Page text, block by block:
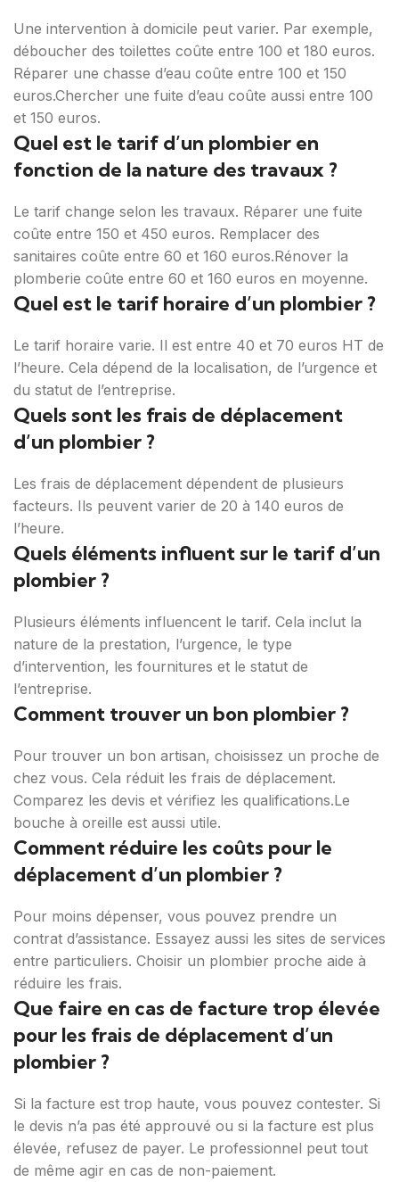
Une intervention à domicile peut varier. Par exemple,
déboucher des toilettes coûte entre 100 et 180 euros.
Réparer une chasse d’eau coûte entre 100 et 150
euros.Chercher une fuite d’eau coûte aussi entre 100
et 150 euros.
Quel est le tarif d’un plombier en
fonction de la nature des travaux ?
Le tarif change selon les travaux. Réparer une fuite
coûte entre 150 et 450 euros. Remplacer des
sanitaires coûte entre 60 et 160 euros.Rénover la
plomberie coûte entre 60 et 160 euros en moyenne.
Quel est le tarif horaire d’un plombier ?
Le tarif horaire varie. Il est entre 40 et 70 euros HT de
l’heure. Cela dépend de la localisation, de l’urgence et
du statut de l’entreprise.
Quels sont les frais de déplacement
d’un plombier ?
Les frais de déplacement dépendent de plusieurs
facteurs. Ils peuvent varier de 20 à 140 euros de
l’heure.
Quels éléments influent sur le tarif d’un
plombier ?
Plusieurs éléments influencent le tarif. Cela inclut la
nature de la prestation, l’urgence, le type
d’intervention, les fournitures et le statut de
l’entreprise.
Comment trouver un bon plombier ?
Pour trouver un bon artisan, choisissez un proche de
chez vous. Cela réduit les frais de déplacement.
Comparez les devis et vérifiez les qualifications.Le
bouche à oreille est aussi utile.
Comment réduire les coûts pour le
déplacement d’un plombier ?
Pour moins dépenser, vous pouvez prendre un
contrat d’assistance. Essayez aussi les sites de services
entre particuliers. Choisir un plombier proche aide à
réduire les frais.
Que faire en cas de facture trop élevée
pour les frais de déplacement d’un
plombier ?
Si la facture est trop haute, vous pouvez contester. Si
le devis n’a pas été approuvé ou si la facture est plus
élevée, refusez de payer. Le professionnel peut tout
de même agir en cas de non-paiement.